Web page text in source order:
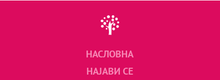
НАСЛОВНА
НАЈАВИ СЕ